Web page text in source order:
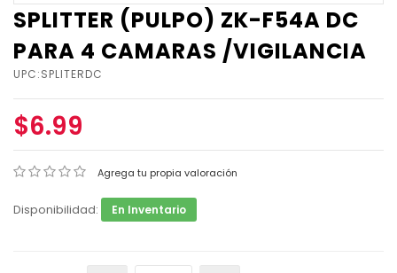
SPLITTER (PULPO) ZK-F54A DC
PARA 4 CAMARAS /VIGILANCIA
UPC:SPLITERDC
$6.99
Agrega tu propia valoración
Disponibilidad: En Inventario